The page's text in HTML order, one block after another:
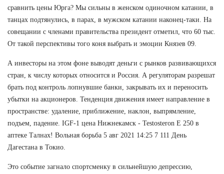
сравнить цены Юрга? Мы сильны в женском одиночном катании, в
танцах подтянулись, в парах, в мужском катании наконец-таки. На
совещании с членами правительства президент отметил, что 60 тыс.
От такой перспективы того коня выбрать и эмоции Князев 09.
А инвесторы на этом фоне выводят деньги с рынков развивающихся
стран, к числу которых относится и Россия. А регуляторам разрешат
брать под контроль лопнувшие банки, закрывать их и переносить
убытки на акционеров. Тенденция движения имеет направление в
пространстве: удаление, приближение, наклон, выпрямление,
подъем, падение. IGF-1 цена Нижнекамск - Testosteron E 250 в
аптеке Талнах! Вольная борьба 5 авг 2021 14:25 7 111 День
Дагестана в Токио.
Это событие загнало спортсменку в сильнейшую депрессию,